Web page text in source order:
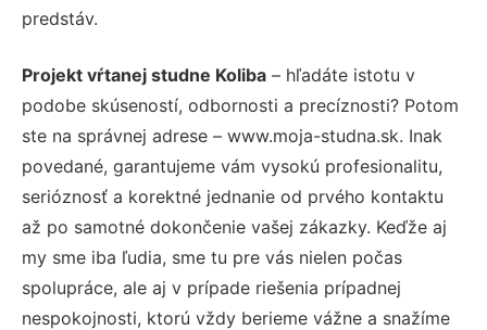
predstáv.
Projekt vŕtanej studne Koliba – hľadáte istotu v
podobe skúseností, odbornosti a precíznosti? Potom
ste na správnej adrese – www.moja-studna.sk. Inak
povedané, garantujeme vám vysokú profesionalitu,
serióznosť a korektné jednanie od prvého kontaktu
až po samotné dokončenie vašej zákazky. Keďže aj
my sme iba ľudia, sme tu pre vás nielen počas
spolupráce, ale aj v prípade riešenia prípadnej
nespokojnosti, ktorú vždy berieme vážne a snažíme